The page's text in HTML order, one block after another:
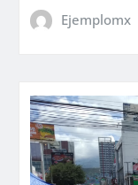
Ejemplomx